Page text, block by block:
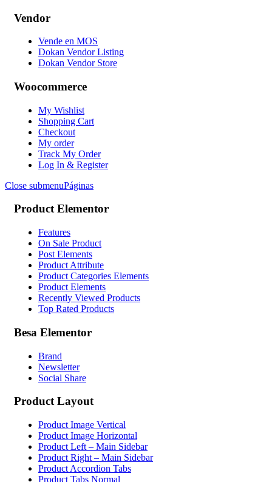
Vendor
Vende en MOS
Dokan Vendor Listing
Dokan Vendor Store
Woocommerce
My Wishlist
Shopping Cart
Checkout
My order
Track My Order
Log In & Register
Close submenuPáginas
Product Elementor
Features
On Sale Product
Post Elements
Product Attribute
Product Categories Elements
Product Elements
Recently Viewed Products
Top Rated Products
Besa Elementor
Brand
Newsletter
Social Share
Product Layout
Product Image Vertical
Product Image Horizontal
Product Left – Main Sidebar
Product Right – Main Sidebar
Product Accordion Tabs
Product Tabs Normal